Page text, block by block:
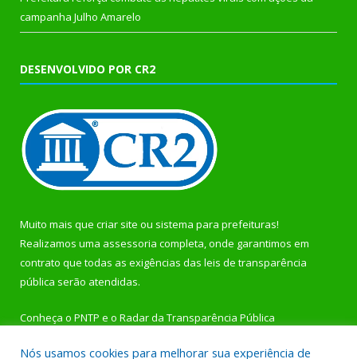
campanha Julho Amarelo
DESENVOLVIDO POR CR2
Muito mais que criar site ou sistema para prefeituras!
Realizamos uma assessoria completa, onde garantimos em
contrato que todas as exigências das leis de transparência
pública serão atendidas.
Conheça o PNTP e o Radar da Transparência Pública
Nós usamos cookies para melhorar sua experiência de